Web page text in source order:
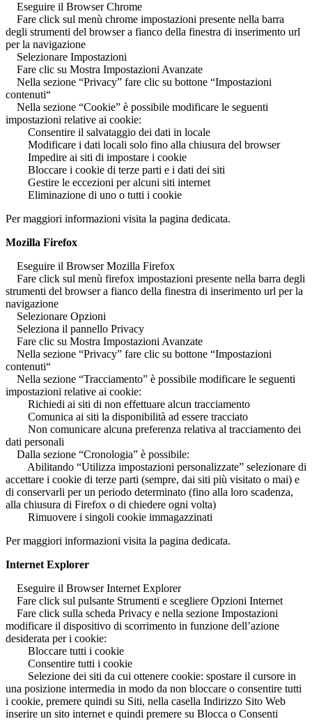
Eseguire il Browser Chrome
Fare click sul menù chrome impostazioni presente nella barra
degli strumenti del browser a fianco della finestra di inserimento url
per la navigazione
Selezionare Impostazioni
Fare clic su Mostra Impostazioni Avanzate
Nella sezione “Privacy” fare clic su bottone “Impostazioni
contenuti“
Nella sezione “Cookie” è possibile modificare le seguenti
impostazioni relative ai cookie:
Consentire il salvataggio dei dati in locale
Modificare i dati locali solo fino alla chiusura del browser
Impedire ai siti di impostare i cookie
Bloccare i cookie di terze parti e i dati dei siti
Gestire le eccezioni per alcuni siti internet
Eliminazione di uno o tutti i cookie
Per maggiori informazioni visita la pagina dedicata.
Mozilla Firefox
Eseguire il Browser Mozilla Firefox
Fare click sul menù firefox impostazioni presente nella barra degli
strumenti del browser a fianco della finestra di inserimento url per la
navigazione
Selezionare Opzioni
Seleziona il pannello Privacy
Fare clic su Mostra Impostazioni Avanzate
Nella sezione “Privacy” fare clic su bottone “Impostazioni
contenuti“
Nella sezione “Tracciamento” è possibile modificare le seguenti
impostazioni relative ai cookie:
Richiedi ai siti di non effettuare alcun tracciamento
Comunica ai siti la disponibilità ad essere tracciato
Non comunicare alcuna preferenza relativa al tracciamento dei
dati personali
Dalla sezione “Cronologia” è possibile:
Abilitando “Utilizza impostazioni personalizzate” selezionare di
accettare i cookie di terze parti (sempre, dai siti più visitato o mai) e
di conservarli per un periodo determinato (fino alla loro scadenza,
alla chiusura di Firefox o di chiedere ogni volta)
Rimuovere i singoli cookie immagazzinati
Per maggiori informazioni visita la pagina dedicata.
Internet Explorer
Eseguire il Browser Internet Explorer
Fare click sul pulsante Strumenti e scegliere Opzioni Internet
Fare click sulla scheda Privacy e nella sezione Impostazioni
modificare il dispositivo di scorrimento in funzione dell’azione
desiderata per i cookie:
Bloccare tutti i cookie
Consentire tutti i cookie
Selezione dei siti da cui ottenere cookie: spostare il cursore in
una posizione intermedia in modo da non bloccare o consentire tutti
i cookie, premere quindi su Siti, nella casella Indirizzo Sito Web
inserire un sito internet e quindi premere su Blocca o Consenti